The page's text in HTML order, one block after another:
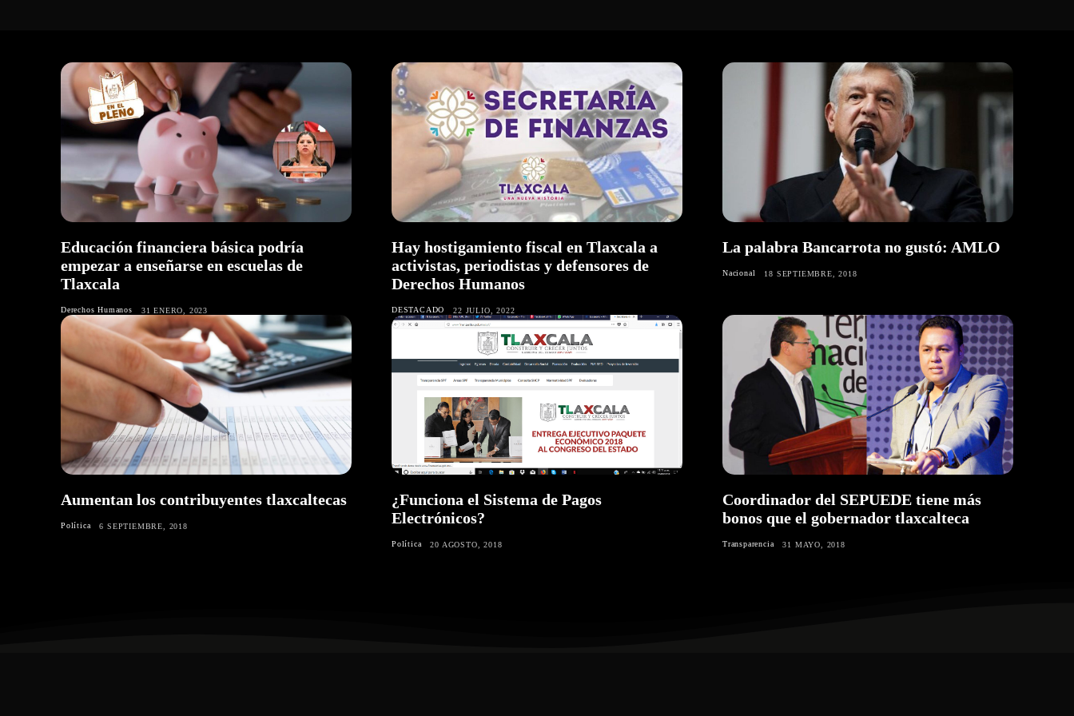
Educación financiera básica podría
empezar a enseñarse en escuelas de
Tlaxcala
Derechos Humanos 31 ENERO, 2023
Hay hostigamiento fiscal en Tlaxcala a
activistas, periodistas y defensores de
Derechos Humanos
DESTACADO 22 JULIO, 2022
La palabra Bancarrota no gustó: AMLO
Nacional 18 SEPTIEMBRE, 2018
Aumentan los contribuyentes tlaxcaltecas
Política 6 SEPTIEMBRE, 2018
¿Funciona el Sistema de Pagos
Electrónicos?
Política 20 AGOSTO, 2018
Coordinador del SEPUEDE tiene más
bonos que el gobernador tlaxcalteca
Transparencia 31 MAYO, 2018